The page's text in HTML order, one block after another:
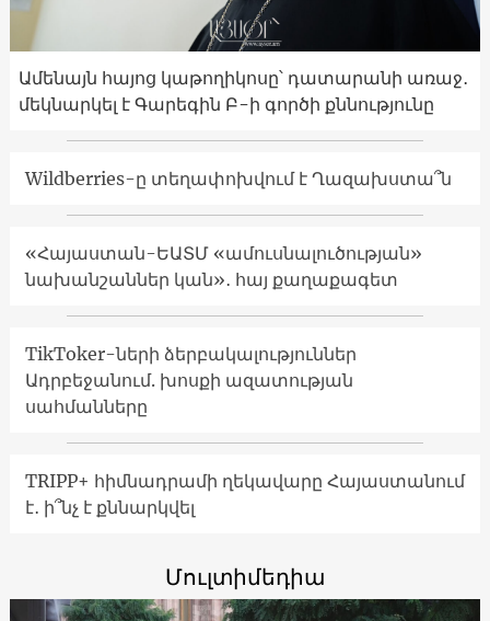
Ամենայն հայոց կաթողիկոսը՝ դատարանի առաջ․
մեկնարկել է Գարեգին Բ-ի գործի քննությունը
Wildberries-ը տեղափոխվում է Ղազախստա՞ն
«Հայաստան-ԵԱՏՄ «ամուսնալուծության»
նախանշաններ կան»․ հայ քաղաքագետ
TikToker-ների ձերբակալություններ
Ադրբեջանում. խոսքի ազատության
սահմանները
TRIPP+ հիմնադրամի ղեկավարը Հայաստանում
է․ ի՞նչ է քննարկվել
Մուլտիմեդիա